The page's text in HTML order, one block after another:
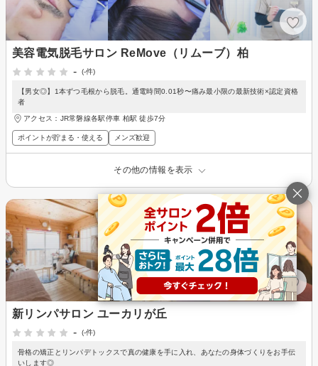
美容電気脱毛サロン ReMove（リムーブ）柏
-
(-件)
【男女◎】1本ずつ毛根から脱毛。通電時間0.01秒〜痛み最小限の最新技術×認定資格
者
アクセス：JR常磐線各駅停車 柏駅 徒歩7分
ポイントが貯まる・使える メンズ歓迎
その他の情報を表示
新リンパサロン ユーカリが丘
-
(-件)
骨格の矯正とリンパデトックスで真の健康を手に入れ、あなたの身体づくりをお手伝
いします◎